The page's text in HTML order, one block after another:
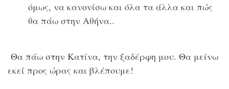
όμως, να κανονίσω και όλα τα άλλα και πώς
θα πάω στην Αθήνα..
Θα πάω στην Κατίνα, την ξαδέρφη μου. Θα μείνω
εκεί προς ώρας και βλέπουμε!